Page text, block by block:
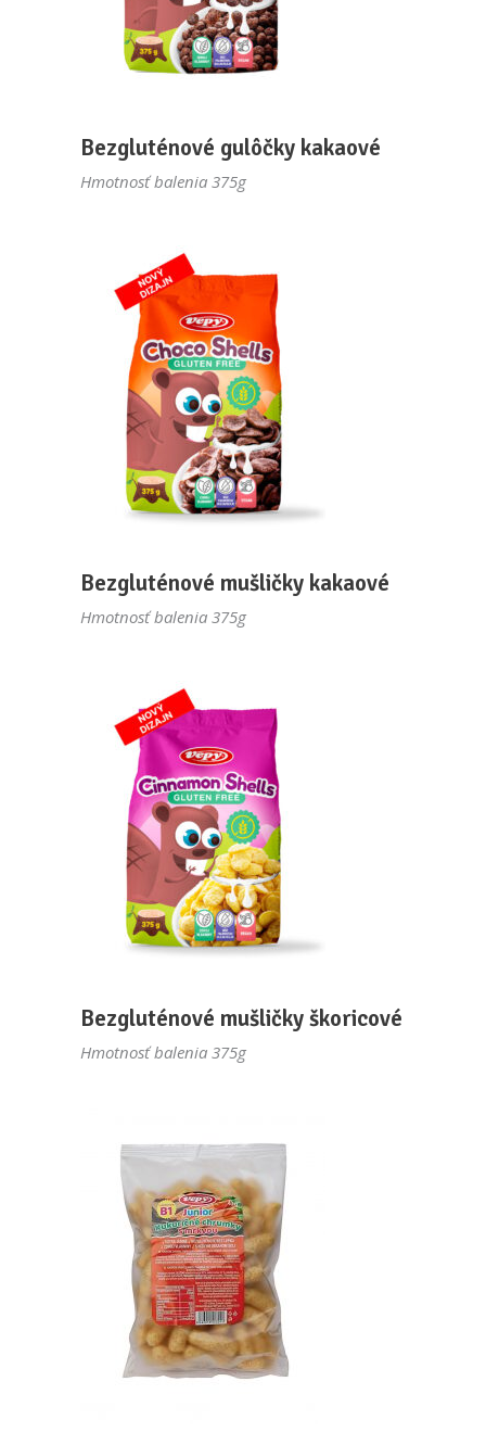
Bezgluténové gulôčky kakaové
Hmotnosť balenia 375g
Bezgluténové mušličky kakaové
Hmotnosť balenia 375g
Bezgluténové mušličky škoricové
Hmotnosť balenia 375g